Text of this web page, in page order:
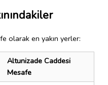
olarak en yakın yerler:
Altunizade Caddesi
Mesafe